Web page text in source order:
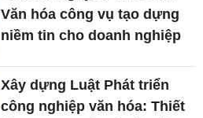
Văn hóa công vụ tạo dựng
niềm tin cho doanh nghiệp
Xây dựng Luật Phát triển
công nghiệp văn hóa: Thiết